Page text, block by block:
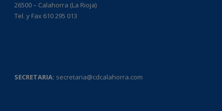
26500 – Calahorra (La Rioja)
Tel. y Fax 610 295 013
SECRETARIA: secretaria@cdcalahorra.com